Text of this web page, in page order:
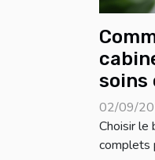
soins
02/09/
Choisir le
complets